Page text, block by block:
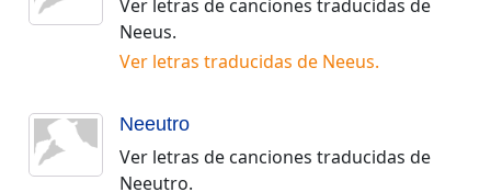
Ver letras de canciones traducidas de
Neeus.
Ver letras traducidas de Neeus.
Neeutro
Ver letras de canciones traducidas de
Neeutro.